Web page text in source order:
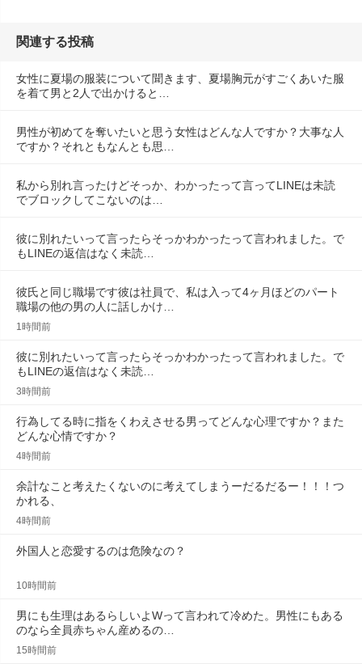
関連する投稿
女性に夏場の服装について聞きます、夏場胸元がすごくあいた服
を着て男と2人で出かけると…
男性が初めてを奪いたいと思う女性はどんな人ですか？大事な人
ですか？それともなんとも思…
私から別れ言ったけどそっか、わかったって言ってLINEは未読
でブロックしてこないのは…
彼に別れたいって言ったらそっかわかったって言われました。で
もLINEの返信はなく未読…
彼氏と同じ職場です彼は社員で、私は入って4ヶ月ほどのパート
職場の他の男の人に話しかけ…
1時間前
彼に別れたいって言ったらそっかわかったって言われました。で
もLINEの返信はなく未読…
3時間前
行為してる時に指をくわえさせる男ってどんな心理ですか？また
どんな心情ですか？
4時間前
余計なこと考えたくないのに考えてしまうーだるだるー！！！つ
かれる、
4時間前
外国人と恋愛するのは危険なの？
10時間前
男にも生理はあるらしいよWって言われて冷めた。男性にもある
のなら全員赤ちゃん産めるの…
15時間前